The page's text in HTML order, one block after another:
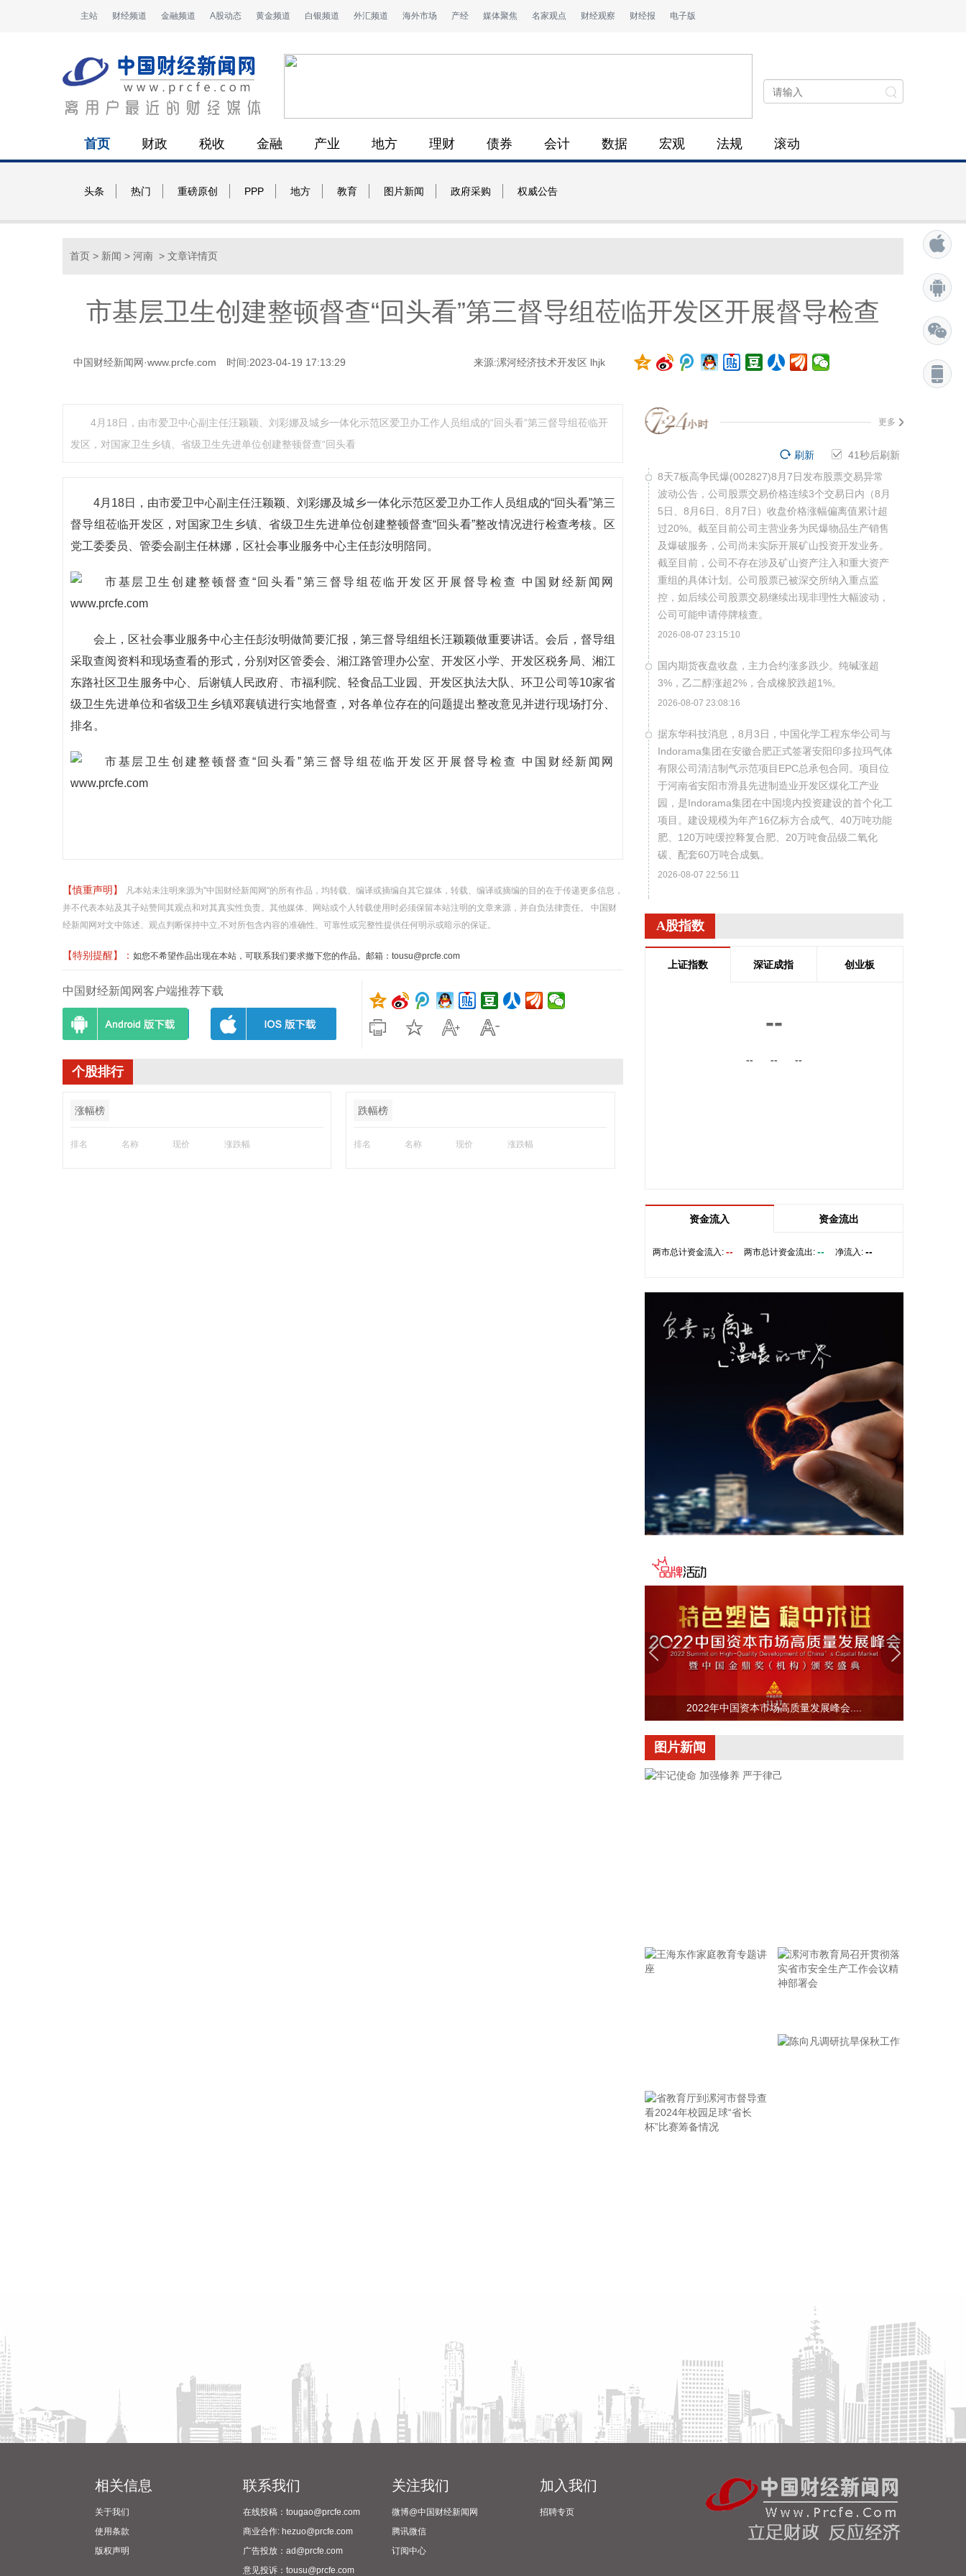
主站 财经频道 金融频道 A股动态 黄金频道 白银频道 外汇频道 海外市场 产经 媒体聚焦 名家观点 财经观察 财经报 电子版
首页 财政 税收 金融 产业 地方 理财 债券 会计 数据 宏观 法规 滚动
头条 热门 重磅原创 PPP 地方 教育 图片新闻 政府采购 权威公告
首页 > 新闻 > 河南 > 文章详情页
市基层卫生创建整顿督查“回头看”第三督导组莅临开发区开展督导检查
中国财经新闻网·www.prcfe.com 时间:2023-04-19 17:13:29 来源:漯河经济技术开发区 lhjk
4月18日，由市爱卫中心副主任汪颖颖、刘彩娜及城乡一体化示范区爱卫办工作人员组成的“回头看”第三督导组莅临开
发区，对国家卫生乡镇、省级卫生先进单位创建整顿督查“回头看
4月18日，由市爱卫中心副主任汪颖颖、刘彩娜及城乡一体化示范区爱卫办工作人员组成的“回头看”第三
督导组莅临开发区，对国家卫生乡镇、省级卫生先进单位创建整顿督查“回头看”整改情况进行检查考核。区
党工委委员、管委会副主任林娜，区社会事业服务中心主任彭汝明陪同。
会上，区社会事业服务中心主任彭汝明做简要汇报，第三督导组组长汪颖颖做重要讲话。会后，督导组
采取查阅资料和现场查看的形式，分别对区管委会、湘江路管理办公室、开发区小学、开发区税务局、湘江
东路社区卫生服务中心、后谢镇人民政府、市福利院、轻食品工业园、开发区执法大队、环卫公司等10家省
级卫生先进单位和省级卫生乡镇邓襄镇进行实地督查，对各单位存在的问题提出整改意见并进行现场打分、
排名。
【慎重声明】
凡本站未注明来源为"中国财经新闻网"的所有作品，均转载、编译或摘编自其它媒体，转载、编译或摘编的目的在于传递更多信息，
并不代表本站及其子站赞同其观点和对其真实性负责。其他媒体、网站或个人转载使用时必须保留本站注明的文章来源，并自负法律责任。 中国财
经新闻网对文中陈述、观点判断保持中立,不对所包含内容的准确性、可靠性或完整性提供任何明示或暗示的保证。
【特别提醒】： 如您不希望作品出现在本站，可联系我们要求撤下您的作品。邮箱：tousu@prcfe.com
中国财经新闻网客户端推荐下载
个股排行
涨幅榜
排名 名称 现价 涨跌幅
跌幅榜
排名 名称 现价 涨跌幅
更多
40秒后刷新
刷新
8天7板高争民爆(002827)8月7日发布股票交易异常
波动公告，公司股票交易价格连续3个交易日内（8月
5日、8月6日、8月7日）收盘价格涨幅偏离值累计超
过20%。截至目前公司主营业务为民爆物品生产销售
及爆破服务，公司尚未实际开展矿山投资开发业务。
截至目前，公司不存在涉及矿山资产注入和重大资产
重组的具体计划。公司股票已被深交所纳入重点监
控，如后续公司股票交易继续出现非理性大幅波动，
公司可能申请停牌核查。
2026-08-07 23:15:10
国内期货夜盘收盘，主力合约涨多跌少。纯碱涨超
3%，乙二醇涨超2%，合成橡胶跌超1%。
2026-08-07 23:08:16
据东华科技消息，8月3日，中国化学工程东华公司与
Indorama集团在安徽合肥正式签署安阳印多拉玛气体
有限公司清洁制气示范项目EPC总承包合同。项目位
于河南省安阳市滑县先进制造业开发区煤化工产业
园，是Indorama集团在中国境内投资建设的首个化工
项目。建设规模为年产16亿标方合成气、40万吨功能
肥、120万吨缓控释复合肥、20万吨食品级二氧化
碳、配套60万吨合成氨。
2026-08-07 22:56:11
800MPa级增强成形性稀土热轧汽车结构用钢。该产
品采用“稀土净化钢质+纳米析出强化”复合技术，兼具
高强度、高塑性与优异的扩孔性能，可适用于商用车
产能共计5吨，其中可用于磷化铟生产的高纯三甲基
质量发展。省长刘小明主持会议。 京东集团、抖音集
海南跨境电商公共服务中心等跨境电商平台企业和服
态、建立长效流量机制、加强品牌宣传推广等提出意
见建议。 刘小明表示，希望政企同心合力，构建亲清
政商关系，搭建常态化政企沟通机制，以政府的精准
施策、企业的灵活创新，共建海南跨境电商出海产业
基地、自贸港跨境电商一站式服务平台，推动政策红
利和市场活力深度耦合，使海南在全球跨境电商版图
8月7日下午，国家防总副总指挥、水利部部长李国英
主持专题会商，视频连线水利部长江、黄河、淮河、
海河、珠江、松辽、太湖等流域管理机构，分析研判
今年第13号台风“白海豚”发展态势及影响，系统安排
做好六个方面重点工作。一要强化监测预报预警。二
要突出抓好山洪灾害防御。三要确保水利工程安全度
好城市外洪内涝防御。六要确保重要基础设施安全。
2026-08-07 22:14:22
美股存储股走低，美光科技跌超2%，SK海力士跌超
5%，闪迪跌超3%，西部数据跌超5%，希捷科技跌超
9%。
冠盛股份7月投资者关系活动记录表披露，冠盛东驰
度，国网温州供电公司提前搭建10千伏临时线路协助
议，双方将充分发挥各自优势，强化资源共享、优势
互补，加快培育新质生产力，着力打造一批可复制、
可推广的示范应用场景，为智慧绿色港口建设注入强
雨带发展旺盛，对上海市的影响呈现“风长雨强”的特
点。 台风“白海豚”登陆后深入内陆的走向还存在较大
不确定性，受到东西两环副热带高压的影响，后期如
知提出，适度提高住房公积金最高贷款额度。购房家
庭中1人为公积金缴存人的，购买首套住房公积金贷
款最高贷款额度为120万元，二套住房公积金贷款最
高额度为100万元；夫妻双方均为缴存人的，购买首
套住房公积金贷款最高贷款额度为240万元，二套住
房公积金贷款最高额度为200万元。符合以下条件
的，最高贷款额度可进一步上浮： 1.城六区户籍居民
家庭，在城六区外购买首套住房的，最高可上浮20万
庭购买住房的，可上浮40万元。 同时符合多项条件
的，最高贷款额度可叠加上浮，购房家庭中1人为公
积金缴存人的，最高上浮60万元；夫妻双方均为缴存
人的，最高上浮100万元。实际贷款额度依据购房家
A股指数
上证指数 深证成指 创业板
--
-- -- --
资金流入 资金流出
两市总计资金流入: -- 两市总计资金流出: -- 净流入: --
2022年中国资本市场高质量发展峰会....
图片新闻
座
实省市安全生产工作会议
相关信息
关于我们
使用条款
版权声明
联系我们
在线投稿：tougao@prcfe.com
商业合作: hezuo@prcfe.com
广告投放：ad@prcfe.com
意见投诉：tousu@prcfe.com
关注我们
微博@中国财经新闻网
腾讯微信
订阅中心
加入我们
招聘专页